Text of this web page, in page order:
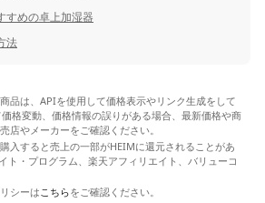
すめの卓上加湿器
法
品は、APIを使用して価格表示やリンク生成をして
格変動、価格情報の誤りがある場合、最新価格や商
店やメーカーをご確認ください。
入すると売上の一部がHEIMに還元されることがあ
ト・プログラム、楽天アフィリエイト、バリューコ
シーはこちらをご確認ください。